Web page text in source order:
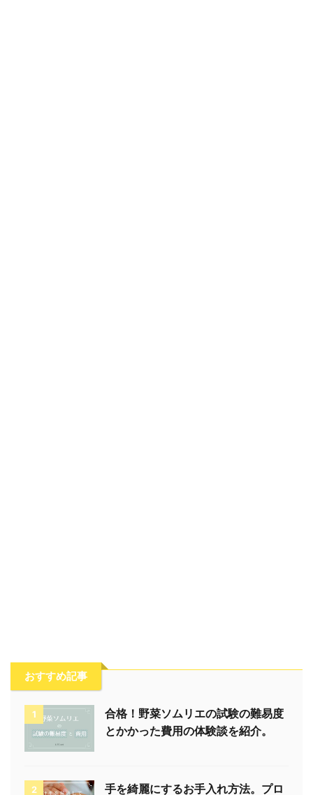
おすすめ記事
1
合格！野菜ソムリエの試験の難易度
とかかった費用の体験談を紹介。
2 手を綺麗にするお手入れ方法。プロ